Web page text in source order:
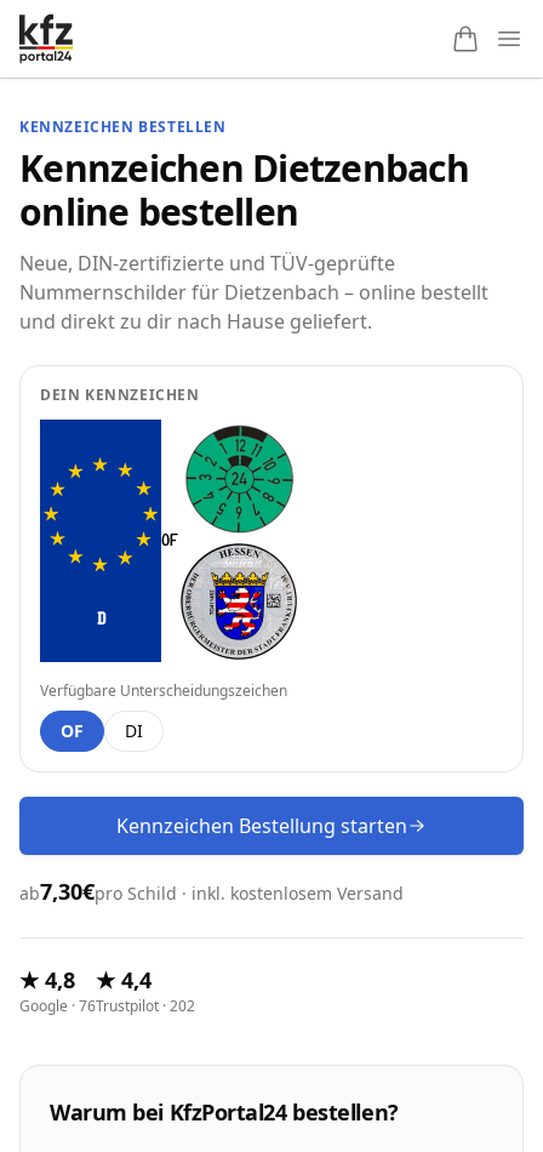
KENNZEICHEN BESTELLEN
Kennzeichen Dietzenbach
online bestellen
Neue, DIN-zertifizierte und TÜV-geprüfte
Nummernschilder für Dietzenbach – online bestellt
und direkt zu dir nach Hause geliefert.
DEIN KENNZEICHEN
D
Verfügbare Unterscheidungszeichen
OF DI
Kennzeichen Bestellung starten
ab7,30€pro Schild · inkl. kostenlosem Versand
★ 4,8
Google · 76
★ 4,4
Trustpilot · 202
Warum bei KfzPortal24 bestellen?